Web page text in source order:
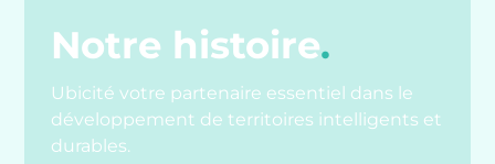
Notre histoire.
Ubicité votre partenaire essentiel dans le
développement de territoires intelligents et
durables.